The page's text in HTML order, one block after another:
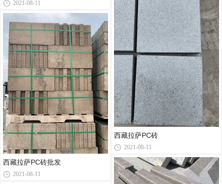
2021-08-11
西藏拉萨PC砖批发
2021-08-11
西藏拉萨PC砖
2021-08-11